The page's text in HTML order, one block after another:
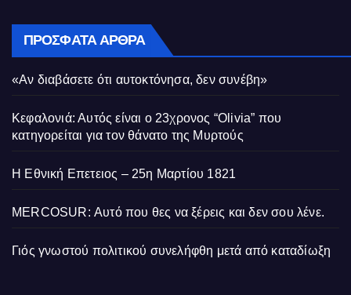
ΠΡΌΣΦΑΤΑ ΆΡΘΡΑ
«Αν διαβάσετε ότι αυτοκτόνησα, δεν συνέβη»
Κεφαλονιά: Αυτός είναι ο 23χρονος “Olivia” που
κατηγορείται για τον θάνατο της Μυρτούς
Η Εθνική Επετειος – 25η Μαρτίου 1821
MERCOSUR: Αυτό που θες να ξέρεις και δεν σου λένε.
Γιός γνωστού πολιτικού συνελήφθη μετά από καταδίωξη